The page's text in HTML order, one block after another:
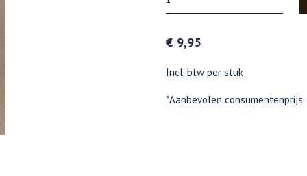
€ 9,95
Incl. btw per stuk
*Aanbevolen consumentenprijs